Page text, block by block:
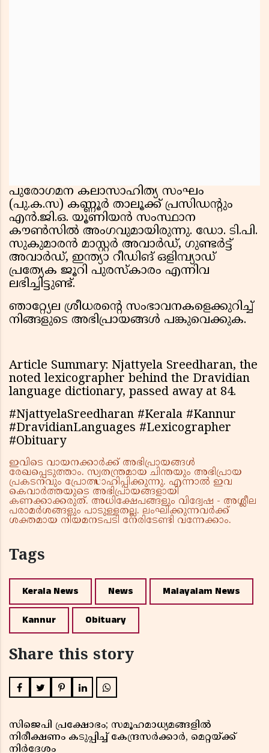
പുരോഗമന കലാസാഹിത്യ സംഘം
(പു.ക.സ) കണ്ണൂർ താലൂക്ക് പ്രസിഡൻ്റും
എൻ.ജി.ഒ. യൂണിയൻ സംസ്ഥാന
കൗൺസിൽ അംഗവുമായിരുന്നു. ഡോ. ടി.പി.
സുകുമാരൻ മാസ്റ്റർ അവാർഡ്, ഗുണ്ടർട്ട്
അവാർഡ്, ഇന്ത്യാ റീഡിങ് ഒളിമ്പ്യാഡ്
പ്രത്യേക ജൂറി പുരസ്കാരം എന്നിവ
ലഭിച്ചിട്ടുണ്ട്.
ഞാറ്റ്യേല ശ്രീധരന്റെ സംഭാവനകളെക്കുറിച്ച്
നിങ്ങളുടെ അഭിപ്രായങ്ങൾ പങ്കുവെക്കുക.
Article Summary: Njattyela Sreedharan, the
noted lexicographer behind the Dravidian
language dictionary, passed away at 84.
#NjattyelaSreedharan #Kerala #Kannur
#DravidianLanguages #Lexicographer
#Obituary
ഇവിടെ വായനക്കാർക്ക് അഭിപ്രായങ്ങൾ
രേഖപ്പെടുത്താം. സ്വതന്ത്രമായ ചിന്തയും അഭിപ്രായ
പ്രകടനവും പ്രോത്സാഹിപ്പിക്കുന്നു. എന്നാൽ ഇവ
കെവാർത്തയുടെ അഭിപ്രായങ്ങളായി
കണക്കാക്കരുത്. അധിക്ഷേപങ്ങളും വിദ്വേഷ - അശ്ലീല
പരാമർശങ്ങളും പാടുള്ളതല്ല. ലംഘിക്കുന്നവർക്ക്
ശക്തമായ നിയമനടപടി നേരിടേണ്ടി വന്നേക്കാം.
Tags
Kerala News News Malayalam News
Kannur Obituary
Share this story
സിജെപി പ്രക്ഷോഭം; സമൂഹമാധ്യമങ്ങളിൽ
നിരീക്ഷണം കടുപ്പിച്ച് കേന്ദ്രസർക്കാർ, മെറ്റയ്ക്ക്
നിർദേശം